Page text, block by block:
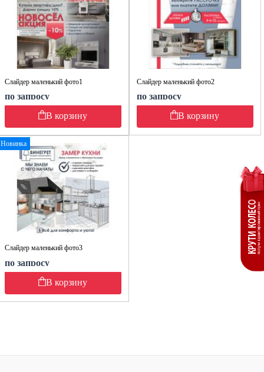
Слайдер маленький фото1
по запросу
В корзину
Слайдер маленький фото2
по запросу
В корзину
Новинка
Слайдер маленький фото3
по запросу
В корзину